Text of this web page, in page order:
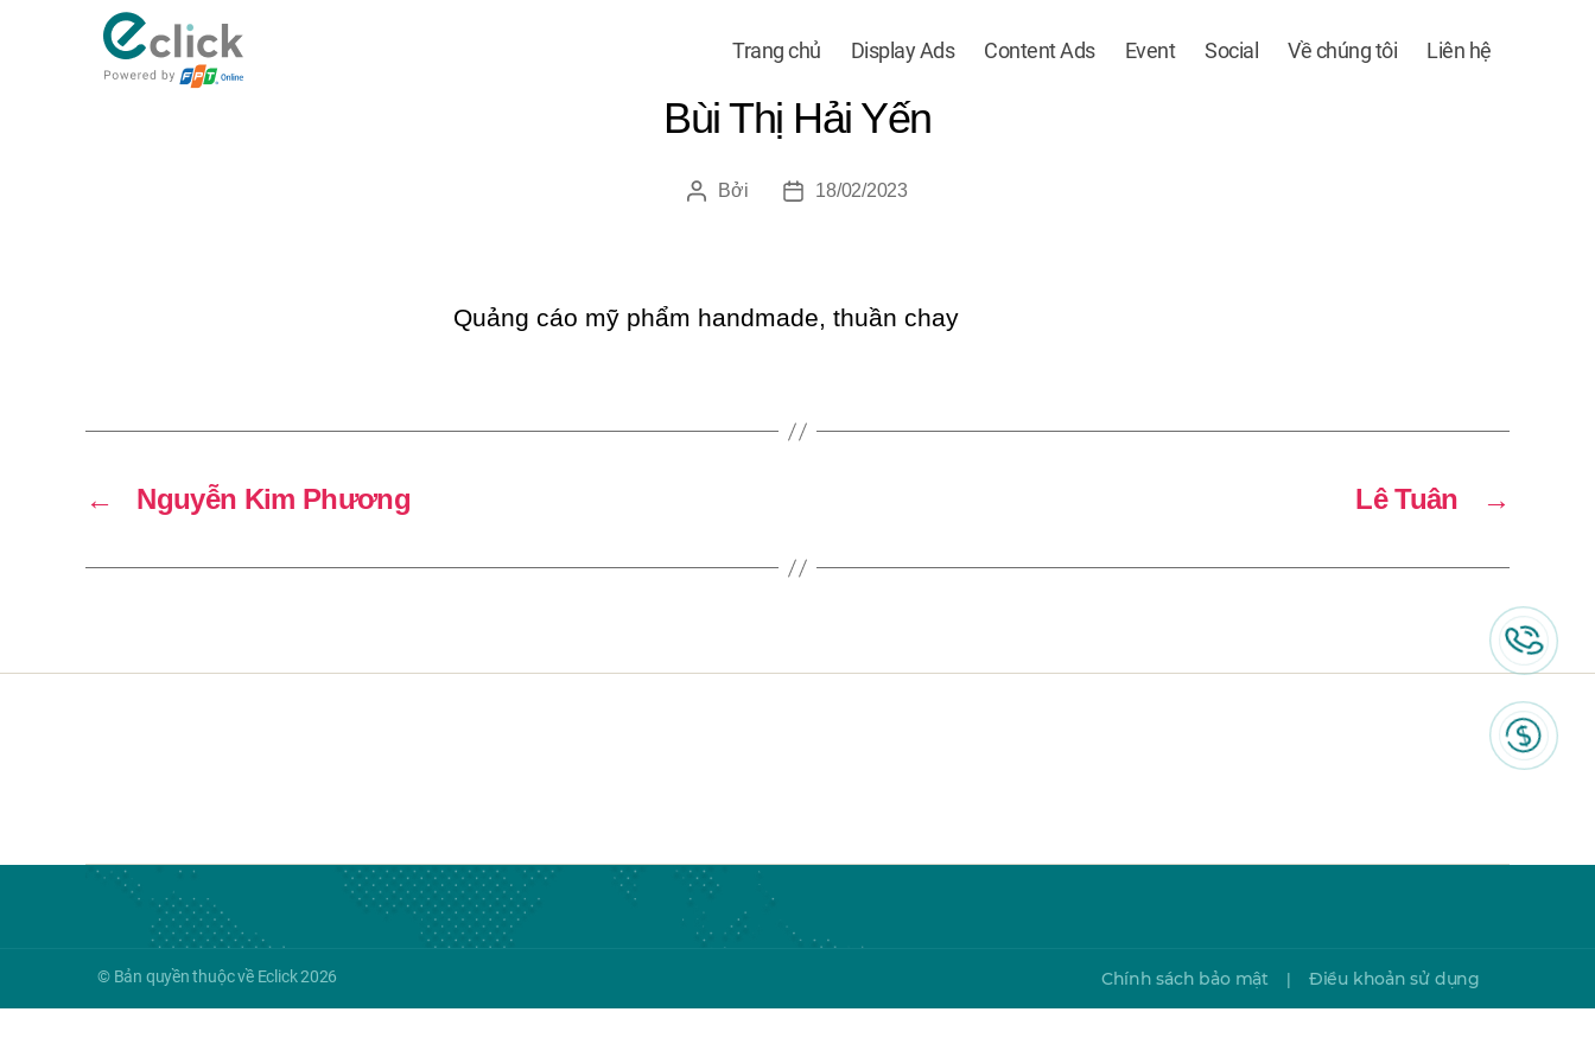
Trang chủ Display Ads Content Ads Event Social Về chúng tôi Liên hệ
Bùi Thị Hải Yến
TácBởi
Ngày18/02/2023
Quảng cáo mỹ phẩm handmade, thuần chay
← Nguyễn Kim Phương →
Lê Tuân
© Bản quyền thuộc về Eclick 2026 Chính sách bảo mật | Điều khoản sử dụng